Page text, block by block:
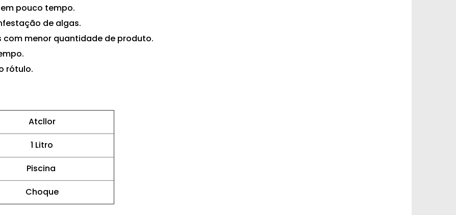
pouco tempo.
de algas.
menor quantidade de produto.
rótulo.
Atcllor
1 Litro
Piscina
Choque